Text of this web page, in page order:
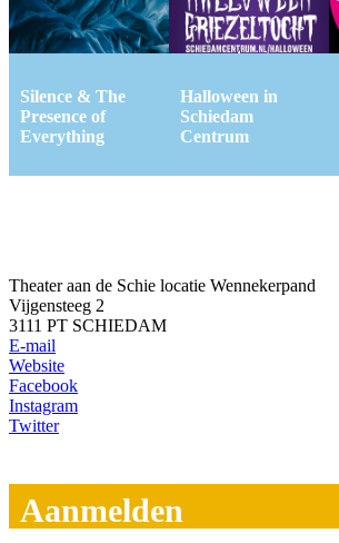
Silence & The
Presence of
Everything
Halloween in
Schiedam
Centrum
Theater aan de Schie locatie Wennekerpand
Vijgensteeg 2
3111 PT SCHIEDAM
E-mail
Website
Facebook
Instagram
Twitter
Aanmelden